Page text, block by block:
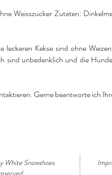
Weisszucker Zutaten:
leckeren Kekse sind ohne
sind unbedenklich und die
Gerne beantworte ich
White Snowshoes